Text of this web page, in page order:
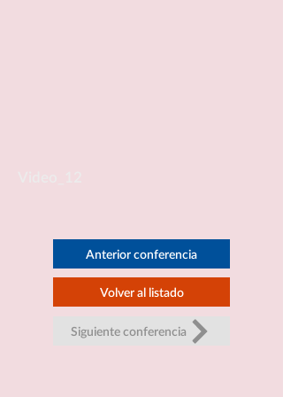
Anterior conferencia
Volver al listado
Siguiente conferencia